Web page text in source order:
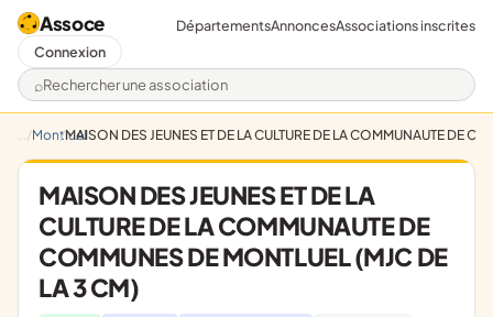
Assoce
Rechercher une association
DépartementsAnnoncesAssociations inscrites
Connexion
MontluelMAISON DES JEUNES ET DE LA CULTURE DE LA COMMUNAUTE DE
MAISON DES JEUNES ET DE LA
CULTURE DE LA COMMUNAUTE DE
COMMUNES DE MONTLUEL (MJC DE
LA 3 CM)